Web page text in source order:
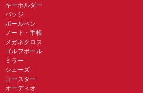
キーホルダー
バッジ
ボールペン
ノート・手帳
メガネクロス
ゴルフボール
ミラー
シューズ
コースター
オーディオ